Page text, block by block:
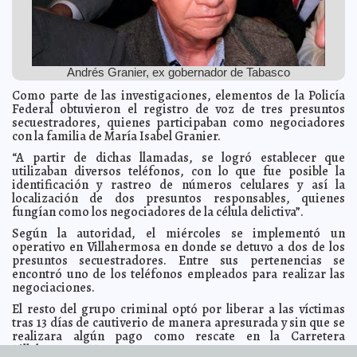
2014-04-03 22:04:50 Espaldarazo a "Banamex": Se actuó con oportunidad
en "Caso Oceanografía", dice Secretario de Hacienda Javier W. López
2014-04-03 21:57:37 Llamada de atención y lección a bancos, el "Caso
Oceanografía", afirma Hacienda Javier W. López Madera
2014-04-03 21:31:26 Gobernador inaugura la temporada 2014 de la Liga
Mexicana de Béisbol Elena Martin
2014-04-03 21:27:00 Realizan premiación del XIII Concurso Estatal de
Creatividad e Innovación Tecnológica 2014 Ariel Martín
2014-04-03 21:23:08 Programa ADN: semillero de talentos Valeria Fernández
2014-04-03 21:19:50 La VI Carrera Ciclista 2014 “Enrique Burgos Luna” se
realizará el sábado y domingo próximos Osvaldo Chávez
2014-04-03 21:13:46 El IPEPAC continúa preparación del proceso electoral
ordinario 2014-2015 Kamila López
2014-04-03 21:09:22 Supera Bienestar Digital las 15 mil 900 computadoras
entregadas en el estado Elena Martin
2014-04-03 21:04:23 Ayuntamiento de Mérida participa en foro internacional
sobre “Ciudades para la vida” Ariel Martín
Concluyen las obras del Centro Regional Península de
Yucatán de la Universidad Autónoma Chapingo Valeria Fernández
2014-04-03 20:56:21 DIF Mérida en Red Nacional de lucha por la Niñez Osvaldo
Chávez
Andrés Granier, ex gobernador de Tabasco
Como parte de las investigaciones, elementos de la Policía
Federal obtuvieron el registro de voz de tres presuntos
secuestradores, quienes participaban como negociadores
con la familia de María Isabel Granier.
“A partir de dichas llamadas, se logró establecer que
utilizaban diversos teléfonos, con lo que fue posible la
identificación y rastreo de números celulares y así la
localización de dos presuntos responsables, quienes
fungían como los negociadores de la célula delictiva”.
Según la autoridad, el miércoles se implementó un
operativo en Villahermosa en donde se detuvo a dos de los
presuntos secuestradores. Entre sus pertenencias se
encontró uno de los teléfonos empleados para realizar las
negociaciones.
El resto del grupo criminal optó por liberar a las víctimas
tras 13 días de cautiverio de manera apresurada y sin que se
realizara algún pago como rescate en la Carretera
Villahermosa-Teapa.